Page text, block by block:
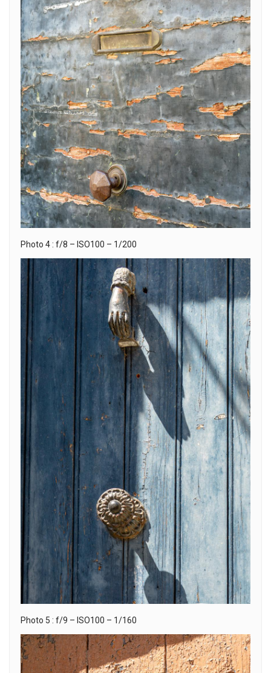
Photo 4 : f/8 – ISO100 – 1/200
Photo 5 : f/9 – ISO100 – 1/160